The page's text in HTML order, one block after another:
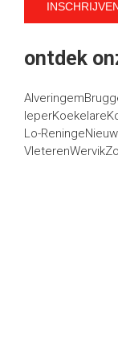
ontdek
Alveringem
IeperKoekelare
Lo-Reninge
VleterenWervik